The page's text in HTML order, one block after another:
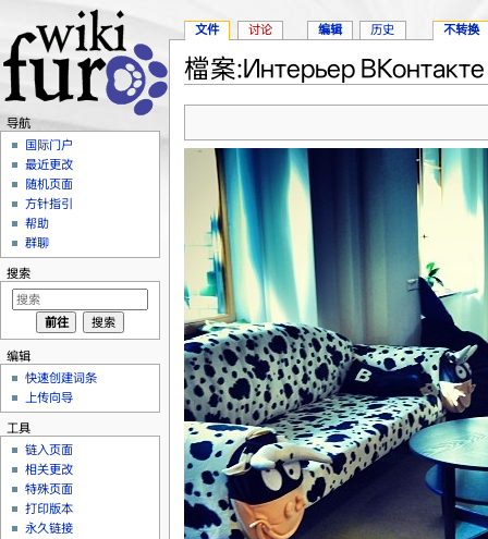
檔案:Интерьер
文件 讨论 编辑 历史 不转换
导航
国际门户
最近更改
随机页面
方针指引
帮助
群聊
搜索
编辑
快速创建词条
上传向导
工具
链入页面
相关更改
特殊页面
打印版本
永久链接